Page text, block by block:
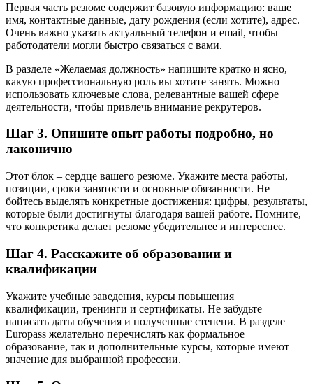
Первая часть резюме содержит базовую информацию: ваше
имя, контактные данные, дату рождения (если хотите), адрес.
Очень важно указать актуальный телефон и email, чтобы
работодатели могли быстро связаться с вами.
В разделе «Желаемая должность» напишите кратко и ясно,
какую профессиональную роль вы хотите занять. Можно
использовать ключевые слова, релевантные вашей сфере
деятельности, чтобы привлечь внимание рекрутеров.
Шаг 3. Опишите опыт работы подробно, но
лаконично
Этот блок – сердце вашего резюме. Укажите места работы,
позиции, сроки занятости и основные обязанности. Не
бойтесь выделять конкретные достижения: цифры, результаты,
которые были достигнуты благодаря вашей работе. Помните,
что конкретика делает резюме убедительнее и интереснее.
Шаг 4. Расскажите об образовании и
квалификации
Укажите учебные заведения, курсы повышения
квалификации, тренинги и сертификаты. Не забудьте
написать даты обучения и полученные степени. В разделе
Europass желательно перечислять как формальное
образование, так и дополнительные курсы, которые имеют
значение для выбранной профессии.